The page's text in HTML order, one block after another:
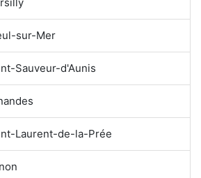
sur-Mer
Sauveur-d'Aunis
Laurent-de-la-Prée